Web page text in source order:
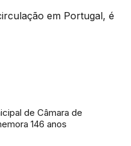
em Portugal, é
de Câmara de
146 anos